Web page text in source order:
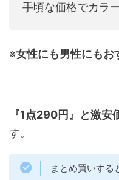
手頃な価格でカラ
※女性にも男性にもお
『1点290円』と激安
す。
まとめ買いする